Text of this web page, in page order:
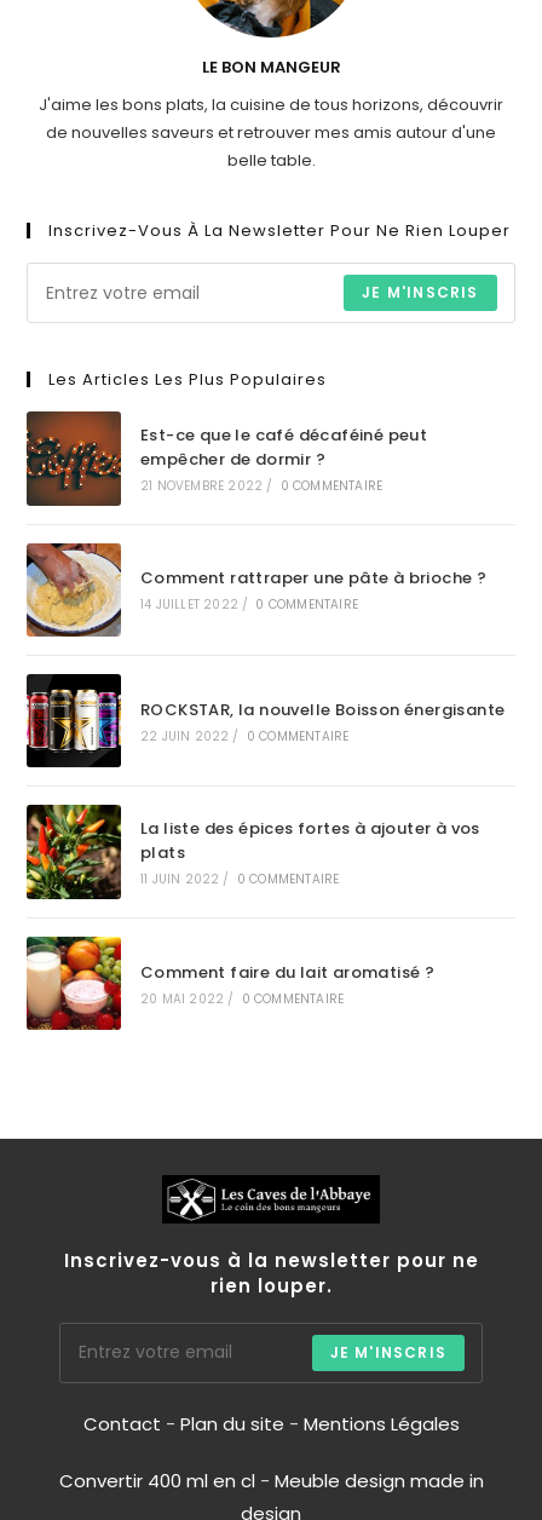
LE BON MANGEUR
J'aime les bons plats, la cuisine de tous horizons, découvrir
de nouvelles saveurs et retrouver mes amis autour d'une
belle table.
Inscrivez-Vous À La Newsletter Pour Ne Rien Louper
JE M'INSCRIS
Les Articles Les Plus Populaires
Est-ce que le café décaféiné peut
empêcher de dormir ?
21 NOVEMBRE 2022 / 0 COMMENTAIRE
Comment rattraper une pâte à brioche ?
14 JUILLET 2022 / 0 COMMENTAIRE
ROCKSTAR, la nouvelle Boisson énergisante
22 JUIN 2022 / 0 COMMENTAIRE
La liste des épices fortes à ajouter à vos
plats
11 JUIN 2022 / 0 COMMENTAIRE
Comment faire du lait aromatisé ?
20 MAI 2022 / 0 COMMENTAIRE
Inscrivez-vous à la newsletter pour ne
rien louper.
JE M'INSCRIS
Contact - Plan du site - Mentions Légales
Convertir 400 ml en cl - Meuble design made in
design